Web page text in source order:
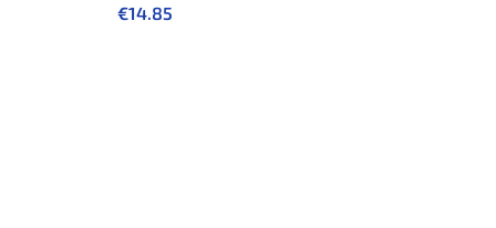
€14.85